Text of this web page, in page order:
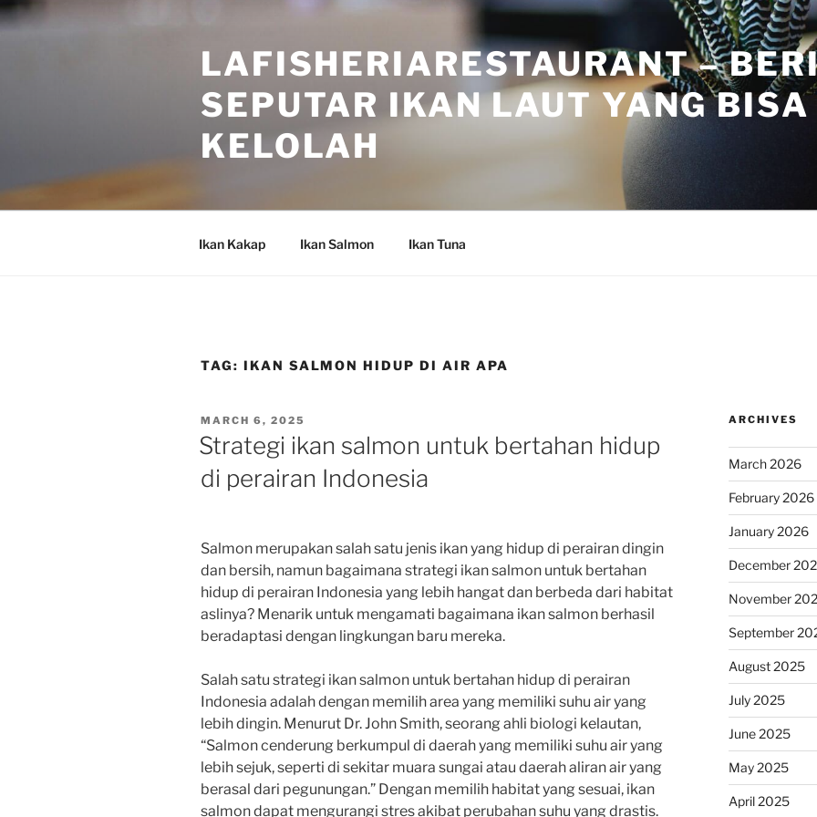
Skip
to
LAFISHERIARESTAURANT –
SEPUTAR IKAN LAUT YANG
KELOLAH
Ikan Kakap Ikan Salmon Ikan Tuna
TAG: IKAN SALMON HIDUP DI AIR APA
POSTED
ON
MARCH 6, 2025
Strategi ikan salmon untuk bertahan hidup
di perairan Indonesia
Salmon merupakan salah satu jenis ikan yang hidup di perairan dingin
dan bersih, namun bagaimana strategi ikan salmon untuk bertahan
hidup di perairan Indonesia yang lebih hangat dan berbeda dari habitat
aslinya? Menarik untuk mengamati bagaimana ikan salmon berhasil
beradaptasi dengan lingkungan baru mereka.
Salah satu strategi ikan salmon untuk bertahan hidup di perairan
Indonesia adalah dengan memilih area yang memiliki suhu air yang
lebih dingin. Menurut Dr. John Smith, seorang ahli biologi kelautan,
“Salmon cenderung berkumpul di daerah yang memiliki suhu air yang
lebih sejuk, seperti di sekitar muara sungai atau daerah aliran air yang
berasal dari pegunungan.” Dengan memilih habitat yang sesuai, ikan
salmon dapat mengurangi stres akibat perubahan suhu yang drastis.
ARCHIVES
March 2026
February 2026
January 2026
December
November
September
August 2025
July 2025
June 2025
May 2025
April 2025